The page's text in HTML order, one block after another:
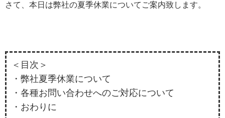
さて、本日は弊社の夏季休業についてご案内致します。
＜目次＞
・弊社夏季休業について
・各種お問い合わせへのご対応について
・おわりに